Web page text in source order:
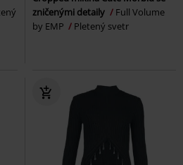
zničenými detaily
Full Volume
by EMP
Pletený svetr